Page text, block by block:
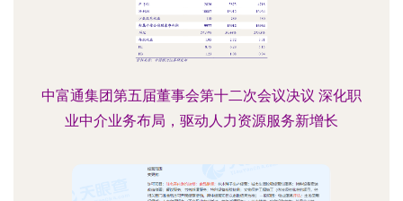
中富通集团第五届董事会第十二次会议决议 深化职
业中介业务布局，驱动人力资源服务新增长